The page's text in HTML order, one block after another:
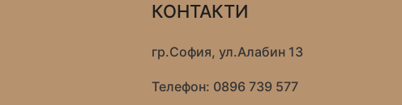
КОНТАКТИ
гр.София, ул.Алабин 13
Телефон: 0896 739 577